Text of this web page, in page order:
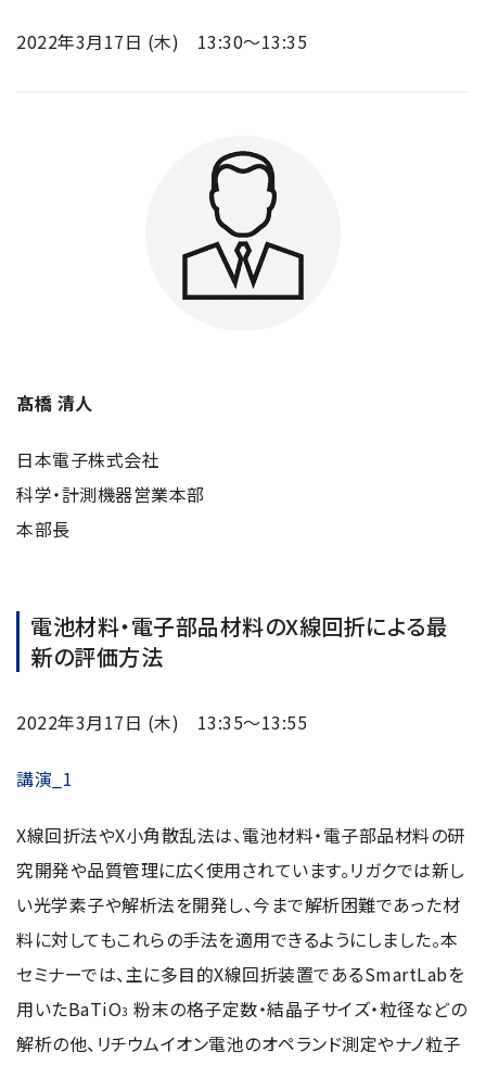
材料生成機器 (ナノ粒子合成／ナノ粒子表面改質・電子ビー
お客様紹介 / 開発秘話
お客様紹介 / 開発秘話
用語集
生産終了製品
2022年3月17日 (木) 13:30～13:35
髙橋 清人
日本電子株式会社
科学・計測機器営業本部
本部長
電池材料・電子部品材料のX線回折による最
新の評価方法
2022年3月17日 (木) 13:35～13:55
講演_1
X線回折法やX小角散乱法は、電池材料・電子部品材料の研
究開発や品質管理に広く使用されています。リガクでは新し
い光学素子や解析法を開発し、今まで解析困難であった材
料に対してもこれらの手法を適用できるようにしました。本
セミナーでは、主に多目的X線回折装置であるSmartLabを
用いたBaTiO3 粉末の格子定数・結晶子サイズ・粒径などの
解析の他、リチウムイオン電池のオペランド測定やナノ粒子